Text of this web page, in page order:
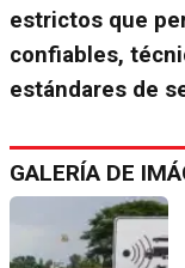
estrictos que
confiables,
estándares de
GALERÍA DE